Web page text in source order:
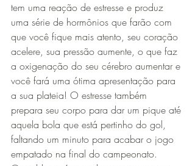
tem uma reação de estresse e produz
uma série de hormônios que farão com
que você fique mais atento, seu coração
acelere, sua pressão aumente, o que faz
a oxigenação do seu cérebro aumentar e
você fará uma ótima apresentação para
a sua plateia! O estresse também
prepara seu corpo para dar um pique até
aquela bola que está pertinho do gol,
faltando um minuto para acabar o jogo
empatado na final do campeonato.